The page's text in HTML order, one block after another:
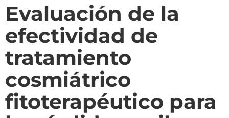
Evaluación de la
efectividad de
tratamiento
cosmiátrico
fitoterapéutico para